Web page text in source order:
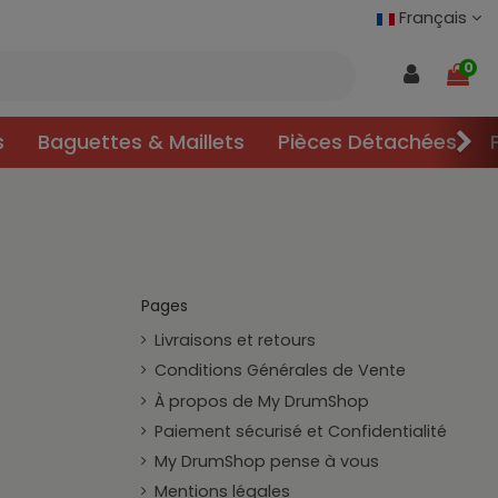
Français
0
Baguettes & Maillets Pièces Détachées
Pages
Livraisons et retours
Conditions Générales de Vente
À propos de My DrumShop
Paiement sécurisé et Confidentialité
My DrumShop pense à vous
Mentions légales